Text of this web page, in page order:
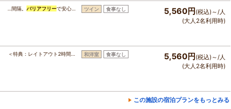
…間隔。 バリアフリーで安心… ツイン 食事なし 5,560円 (税込)～/人
(大人2名利用時)
＜特典：レイトアウト2時間… 和洋室 食事なし 5,560円 (税込)～/人
(大人2名利用時)
この施設の宿泊プランをもっとみる